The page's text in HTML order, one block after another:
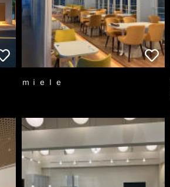
ｍｉｅｌｅ